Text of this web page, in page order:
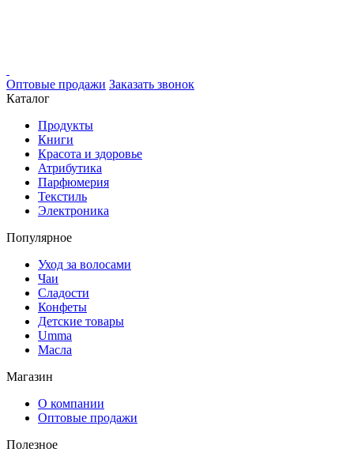
Оптовые продажи Заказать звонок
Каталог
Продукты
Книги
Красота и здоровье
Атрибутика
Парфюмерия
Текстиль
Электроника
Популярное
Уход за волосами
Чаи
Сладости
Конфеты
Детские товары
Umma
Масла
Магазин
О компании
Оптовые продажи
Полезное